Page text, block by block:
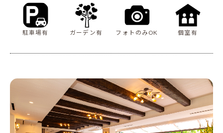
駐車場有 ガーデン有 フォトのみOK 個室有